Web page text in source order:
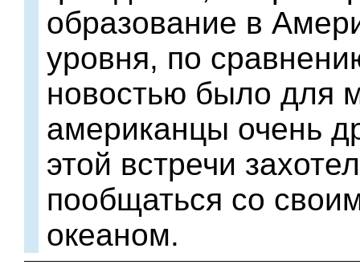
образование в
уровня, по
новостью было для
американцы очень
этой встречи
пообщаться со
океаном.